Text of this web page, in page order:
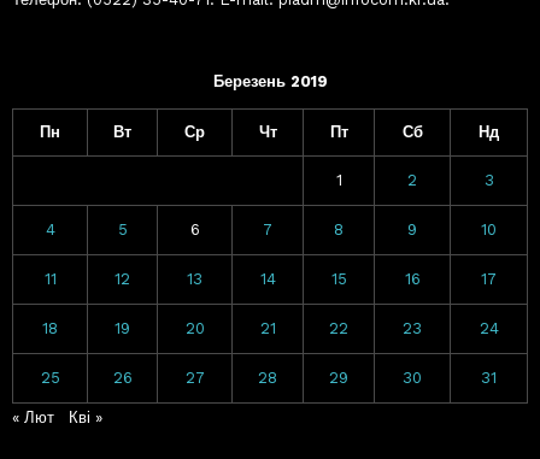
Березень 2019
Пн Вт Ср Чт Пт Сб Нд
1 2 3
4 5 6 7 8 9 10
11 12 13 14 15 16 17
18 19 20 21 22 23 24
25 26 27 28 29 30 31
« Лют Кві »